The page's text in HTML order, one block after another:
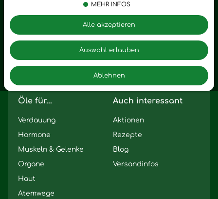
MEHR INFOS
Ablehnen
Auswahl erlauben
Alle akzeptieren
Zuhause
Trauer
Romantik
Motivation
Seelischer Schlag
Öle für...
Verdauung
Hormone
Muskeln & Gelenke
Organe
Haut
Atemwege
Auch interessant
Aktionen
Rezepte
Blog
Versandinfos